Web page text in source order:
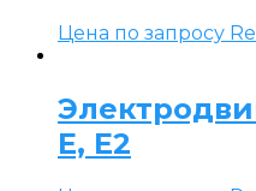
Цена по запросу
Е, Е2